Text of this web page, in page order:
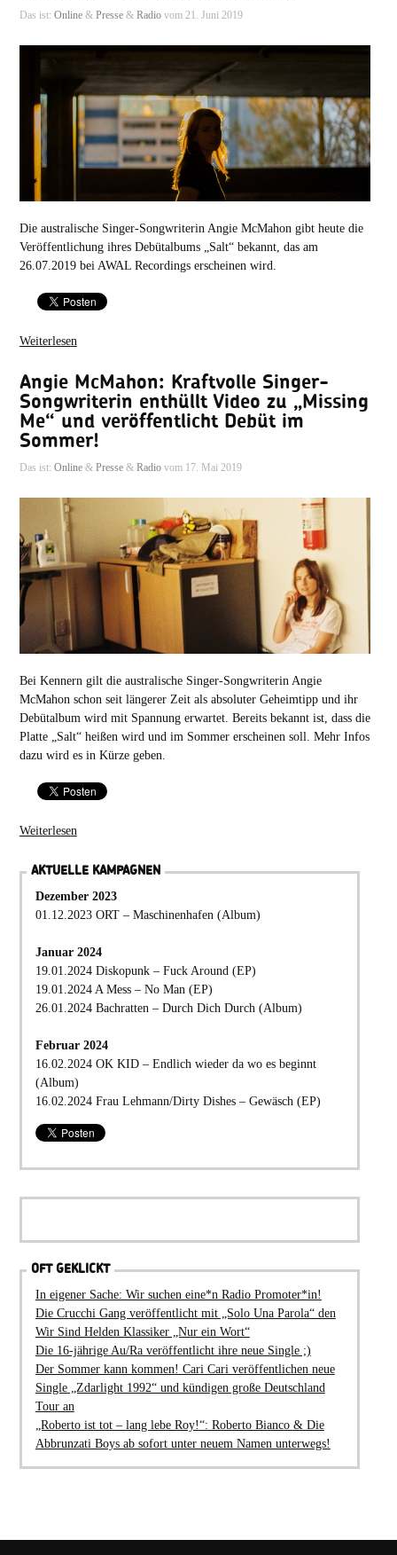
Das ist: Online& Presse& Radiovom 21. Juni 2019
Die australische Singer-Songwriterin Angie McMahon gibt heute die
Veröffentlichung ihres Debütalbums „Salt“ bekannt, das am
26.07.2019 bei AWAL Recordings erscheinen wird.
Weiterlesen
Angie McMahon: Kraftvolle Singer-
Songwriterin enthüllt Video zu „Missing
Me“ und veröffentlicht Debüt im
Sommer!
Das ist: Online& Presse& Radiovom 17. Mai 2019
Bei Kennern gilt die australische Singer-Songwriterin Angie
McMahon schon seit längerer Zeit als absoluter Geheimtipp und ihr
Debütalbum wird mit Spannung erwartet. Bereits bekannt ist, dass die
Platte „Salt“ heißen wird und im Sommer erscheinen soll. Mehr Infos
dazu wird es in Kürze geben.
Weiterlesen
AKTUELLE KAMPAGNEN
Dezember 2023
01.12.2023 ORT – Maschinenhafen (Album)
Januar 2024
19.01.2024 Diskopunk – Fuck Around (EP)
19.01.2024 A Mess – No Man (EP)
26.01.2024 Bachratten – Durch Dich Durch (Album)
Februar 2024
16.02.2024 OK KID – Endlich wieder da wo es beginnt
(Album)
16.02.2024 Frau Lehmann/Dirty Dishes – Gewäsch (EP)
OFT GEKLICKT
In eigener Sache: Wir suchen eine*n Radio Promoter*in!
Die Crucchi Gang veröffentlicht mit „Solo Una Parola“ den
Wir Sind Helden Klassiker „Nur ein Wort“
Die 16-jährige Au/Ra veröffentlicht ihre neue Single ;)
Der Sommer kann kommen! Cari Cari veröffentlichen neue
Single „Zdarlight 1992“ und kündigen große Deutschland
Tour an
„Roberto ist tot – lang lebe Roy!“: Roberto Bianco & Die
Abbrunzati Boys ab sofort unter neuem Namen unterwegs!